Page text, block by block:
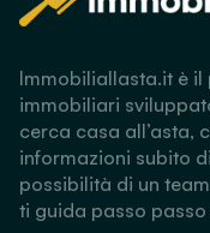
Immobiliallasta.it è
immobiliari
cerca casa all’asta,
informazioni subito
possibilità di un
ti guida passo passo